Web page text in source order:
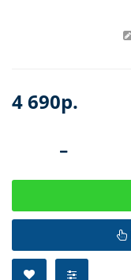
4 690р.